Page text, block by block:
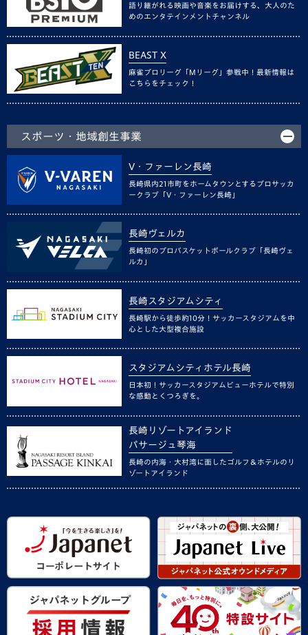
語り継がれる映画や音楽をお届けする、大人のた
めのエンタテインメントチャンネル
BEAST X
麻雀プロリーグ「Mリーグ」参戦中！最新情報は
こちらをチェック！
スポーツ・地域創生事業
V・ファーレン長崎
長崎県内21市町をホームタウンとするプロサッカ
ークラブ「V・ファーレン長崎」
長崎ヴェルカ
長崎初のプロバスケットボールクラブ「長崎ヴェ
ルカ」
長崎スタジアムシティ
長崎駅から徒歩約10分！サッカースタジアムを中
心とした大型複合施設
スタジアムシティホテル長崎
日本初！サッカースタジアムビューホテルで特別
な感動とくつろぎを。
長崎リゾートアイランド
パサージュ琴海
長崎の内海・大村湾に面したゴルフ＆ホテルのリ
ゾートアイランド